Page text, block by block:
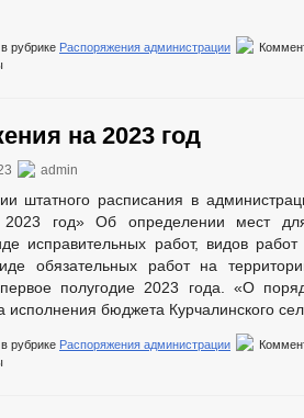
рубрике Распоряжения администрации
на 2023 год
admin
штатного расписания в
год» Об определении мест
исправительных работ, видов
обязательных работ на
полугодие 2023 года. «О
исполнения бюджета Курчалинского
рубрике Распоряжения администрации